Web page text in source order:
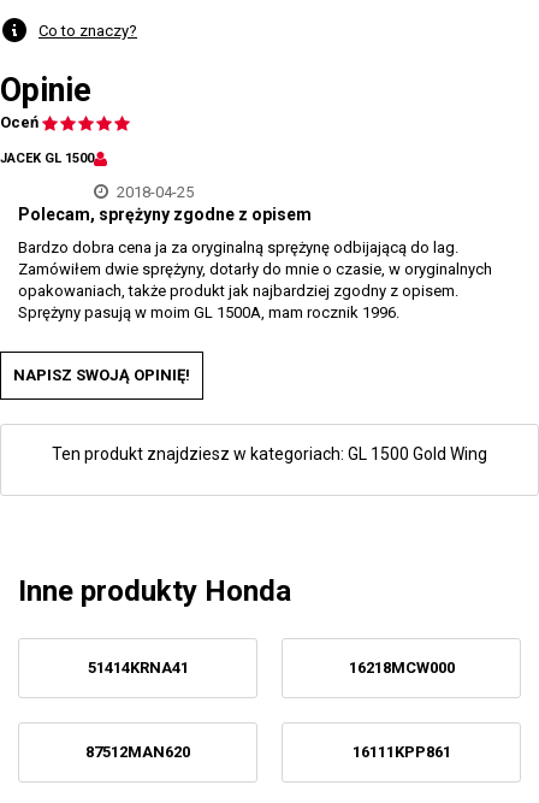
Co to znaczy?
Opinie
Oceń
JACEK GL 1500
2018-04-25
Polecam, sprężyny zgodne z opisem
Bardzo dobra cena ja za oryginalną sprężynę odbijającą do lag.
Zamówiłem dwie sprężyny, dotarły do mnie o czasie, w oryginalnych
opakowaniach, także produkt jak najbardziej zgodny z opisem.
Sprężyny pasują w moim GL 1500A, mam rocznik 1996.
NAPISZ SWOJĄ OPINIĘ!
Ten produkt znajdziesz w kategoriach: GL 1500 Gold Wing
Inne produkty Honda
51414KRNA41 16218MCW000
87512MAN620 16111KPP861